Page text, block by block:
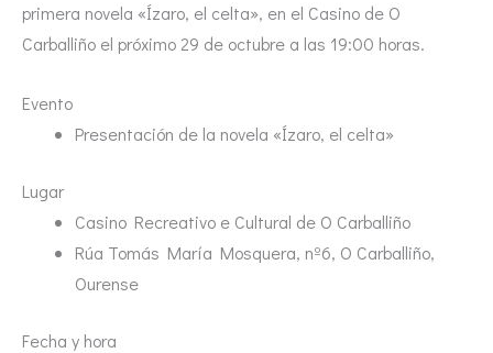
primera novela «Ízaro, el celta», en el Casino de O
Carballiño el próximo 29 de octubre a las 19:00 horas.
Evento
Presentación de la novela «Ízaro, el celta»
Lugar
Casino Recreativo e Cultural de O Carballiño
Rúa Tomás María Mosquera, nº6, O Carballiño,
Ourense
Fecha y hora